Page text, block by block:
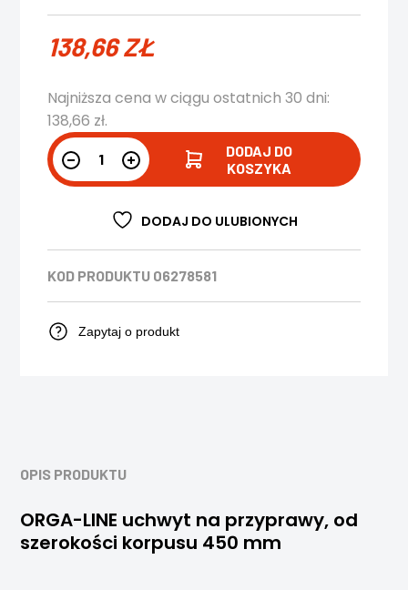
138,66ZŁ
Najniższa cena w ciągu ostatnich 30 dni:
138,66 zł.
DODAJ DO
KOSZYKA
DODAJ DO ULUBIONYCH
KOD PRODUKTU 06278581
Zapytaj o produkt
OPIS PRODUKTU
ORGA-LINE uchwyt na przyprawy, od
szerokości korpusu 450 mm